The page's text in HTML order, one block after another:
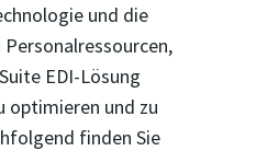
und die
EDI-Lösung
optimieren und zu
finden Sie